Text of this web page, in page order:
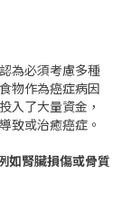
為必須考慮多種
物作為癌症病因
入了大量資金，
致或治癒癌症。
如腎臟損傷或骨質